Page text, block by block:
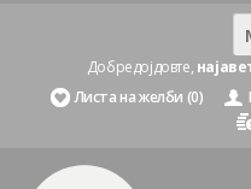
Добредојдовте,
Листа на желби (0)